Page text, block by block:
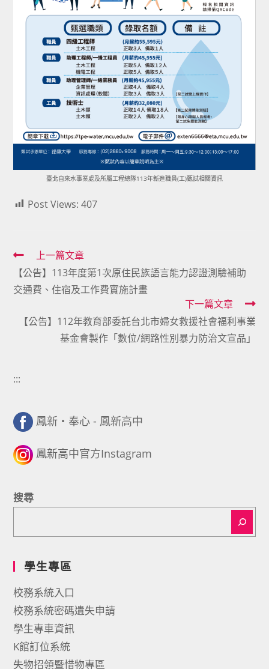
臺北自來水事業處及所屬工程總隊113年新進職員(工)甄試相關資訊
Post Views: 407
Read
more
articles
上一篇文章
【公告】113年度第1次原住民族語言能力認證測驗補助
交通費、住宿及工作費實施計畫
下一篇文章
【公告】112年教育部委託台北市婦女救援社會福利事業
基金會製作「數位/網路性別暴力防治文宣品」
:::
鳳新・奉心 - 鳳新高中
鳳新高中官方Instagram
搜尋
學生專區
校務系統入口
校務系統密碼遺失申請
學生專車資訊
K館訂位系統
失物招領暨惜物專區